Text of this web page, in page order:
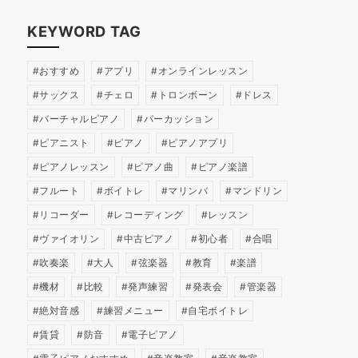
KEYWORD TAG
おすすめ アプリ
オンラインレッスン
サックス
チェロ トロンボーン
ドレス
バーチャルピアノ
パーカッション
ピアニスト
ピアノ
ピアノアプリ
ピアノレッスン
ピアノ曲
ピアノ楽譜
フルート
ボイトレ マリンバ
マンドリン
リコーダー
レコーディング
レッスン
ヴァイオリン
中古ピアノ 初心者
合唱
吹奏楽
大人 弦楽器 教育
楽譜
機材
比較 発声練習 発表会
管楽器
絶対音感
練習メニュー
自宅ボイトレ
賃貸
防音
電子ピアノ